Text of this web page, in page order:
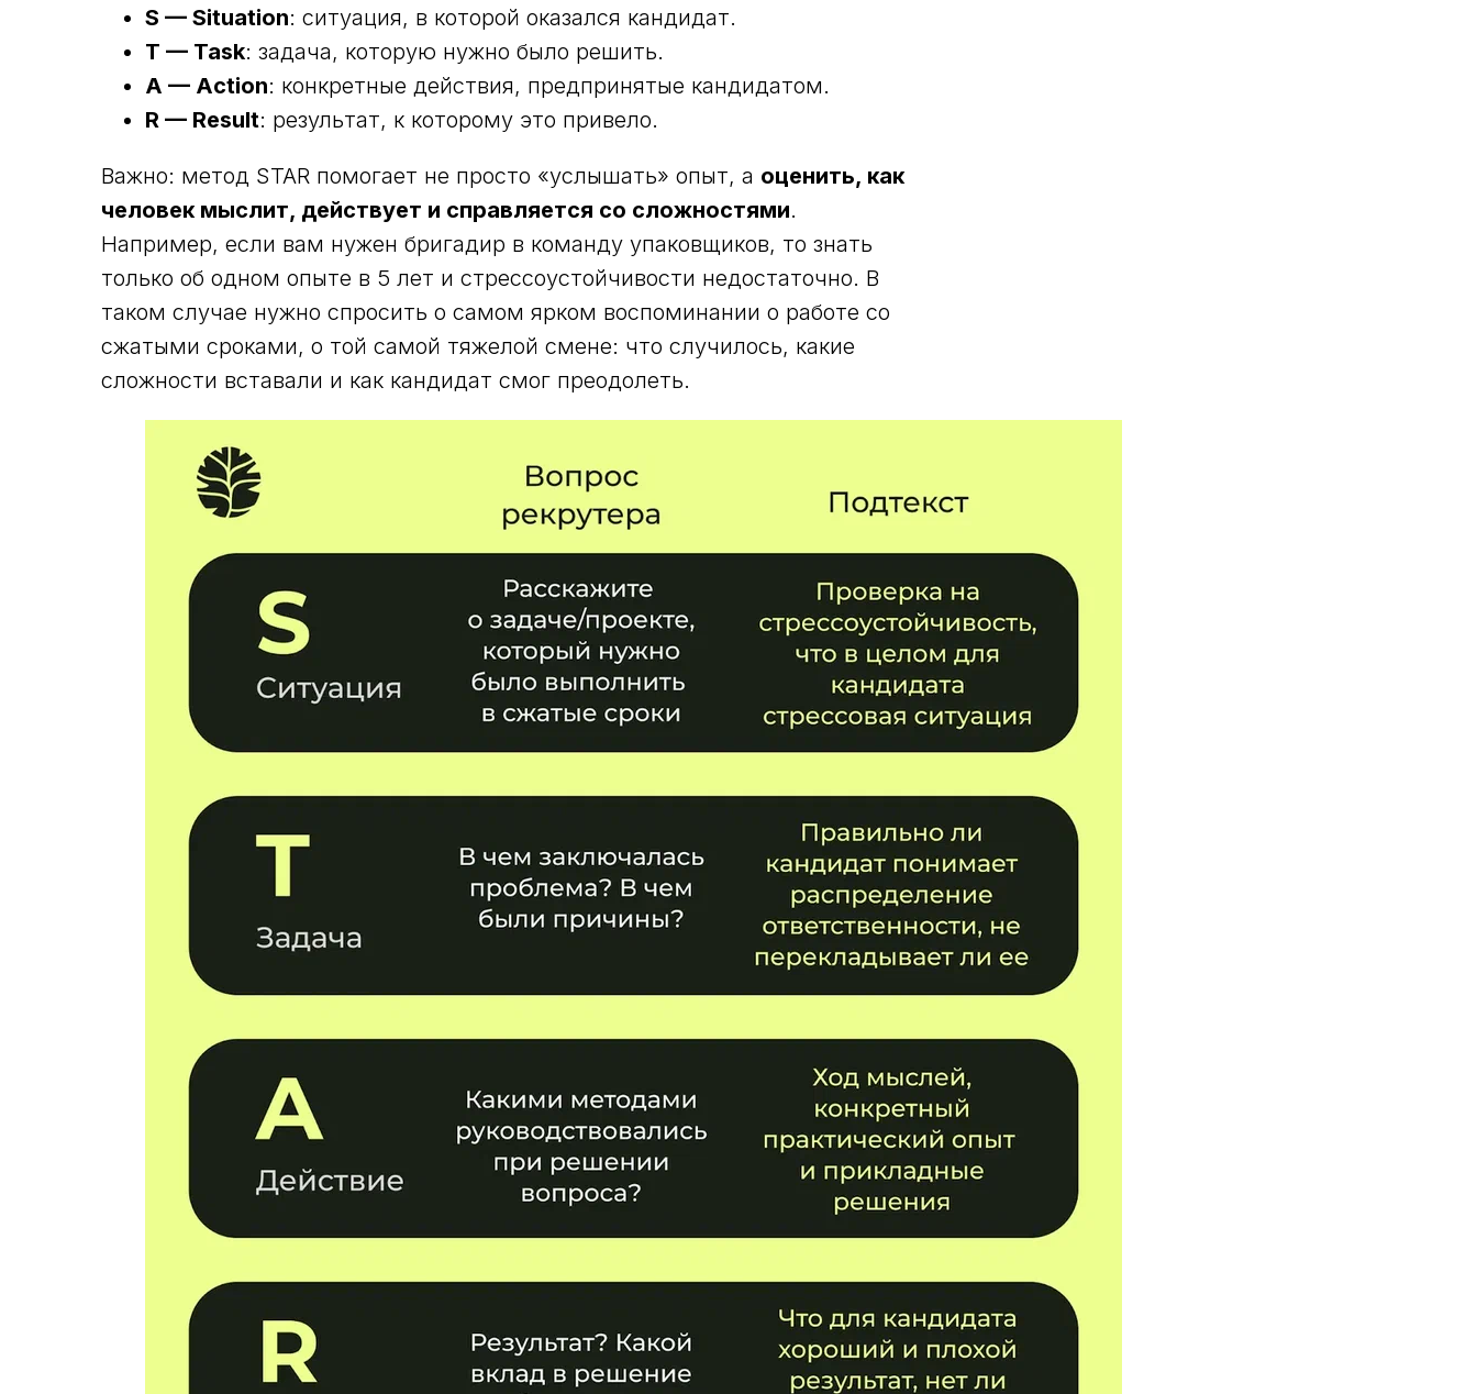
Персональная скидка 10%
на предоставление персонала
Успейте оставить заявку и получить любое количество
персонала с необходимым опытом и квалификацией
со скидкой
Согласие на получение рекламных материалов
ОТПРАВИТЬ
S — Situation: ситуация, в которой оказался кандидат.
T — Task: задача, которую нужно было решить.
A — Action: конкретные действия, предпринятые кандидатом.
R — Result: результат, к которому это привело.
Важно: метод STAR помогает не просто «услышать» опыт, а оценить, как
человек мыслит, действует и справляется со сложностями.
Например, если вам нужен бригадир в команду упаковщиков, то знать
только об одном опыте в 5 лет и стрессоустойчивости недостаточно. В
таком случае нужно спросить о самом ярком воспоминании о работе со
сжатыми сроками, о той самой тяжелой смене: что случилось, какие
сложности вставали и как кандидат смог преодолеть.